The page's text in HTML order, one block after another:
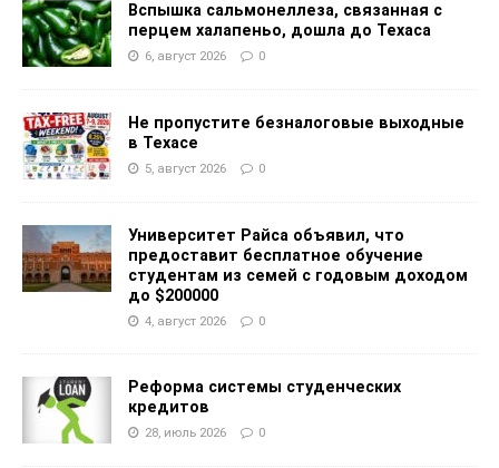
Вспышка сальмонеллеза, связанная с
перцем халапеньо, дошла до Техаса
6, август 2026 0
Не пропустите безналоговые выходные
в Техасе
5, август 2026 0
Университет Райса объявил, что
предоставит бесплатное обучение
студентам из семей с годовым доходом
до $200000
4, август 2026 0
Реформа системы студенческих
кредитов
28, июль 2026 0